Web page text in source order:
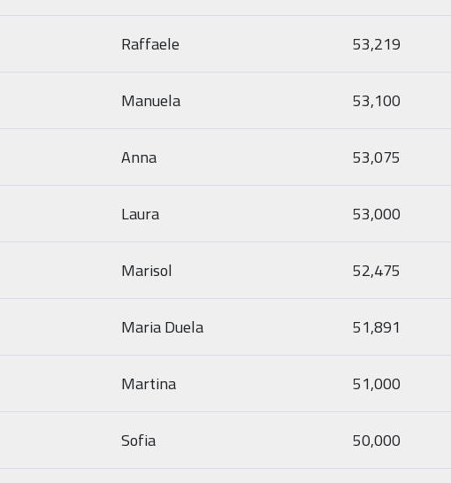
Raffaele 53,219
Manuela 53,100
Anna 53,075
Laura 53,000
Marisol 52,475
Maria Duela 51,891
Martina 51,000
Sofia 50,000